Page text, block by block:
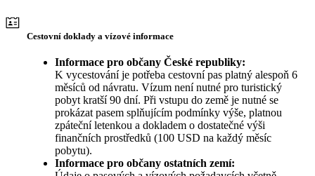
Cestovní doklady a vízové informace
Informace pro občany České republiky:
K vycestování je potřeba cestovní pas platný alespoň 6
měsíců od návratu. Vízum není nutné pro turistický
pobyt kratší 90 dní. Při vstupu do země je nutné se
prokázat pasem splňujícím podmínky výše, platnou
zpáteční letenkou a dokladem o dostatečné výši
finančních prostředků (100 USD na každý měsíc
pobytu).
Informace pro občany ostatních zemí: